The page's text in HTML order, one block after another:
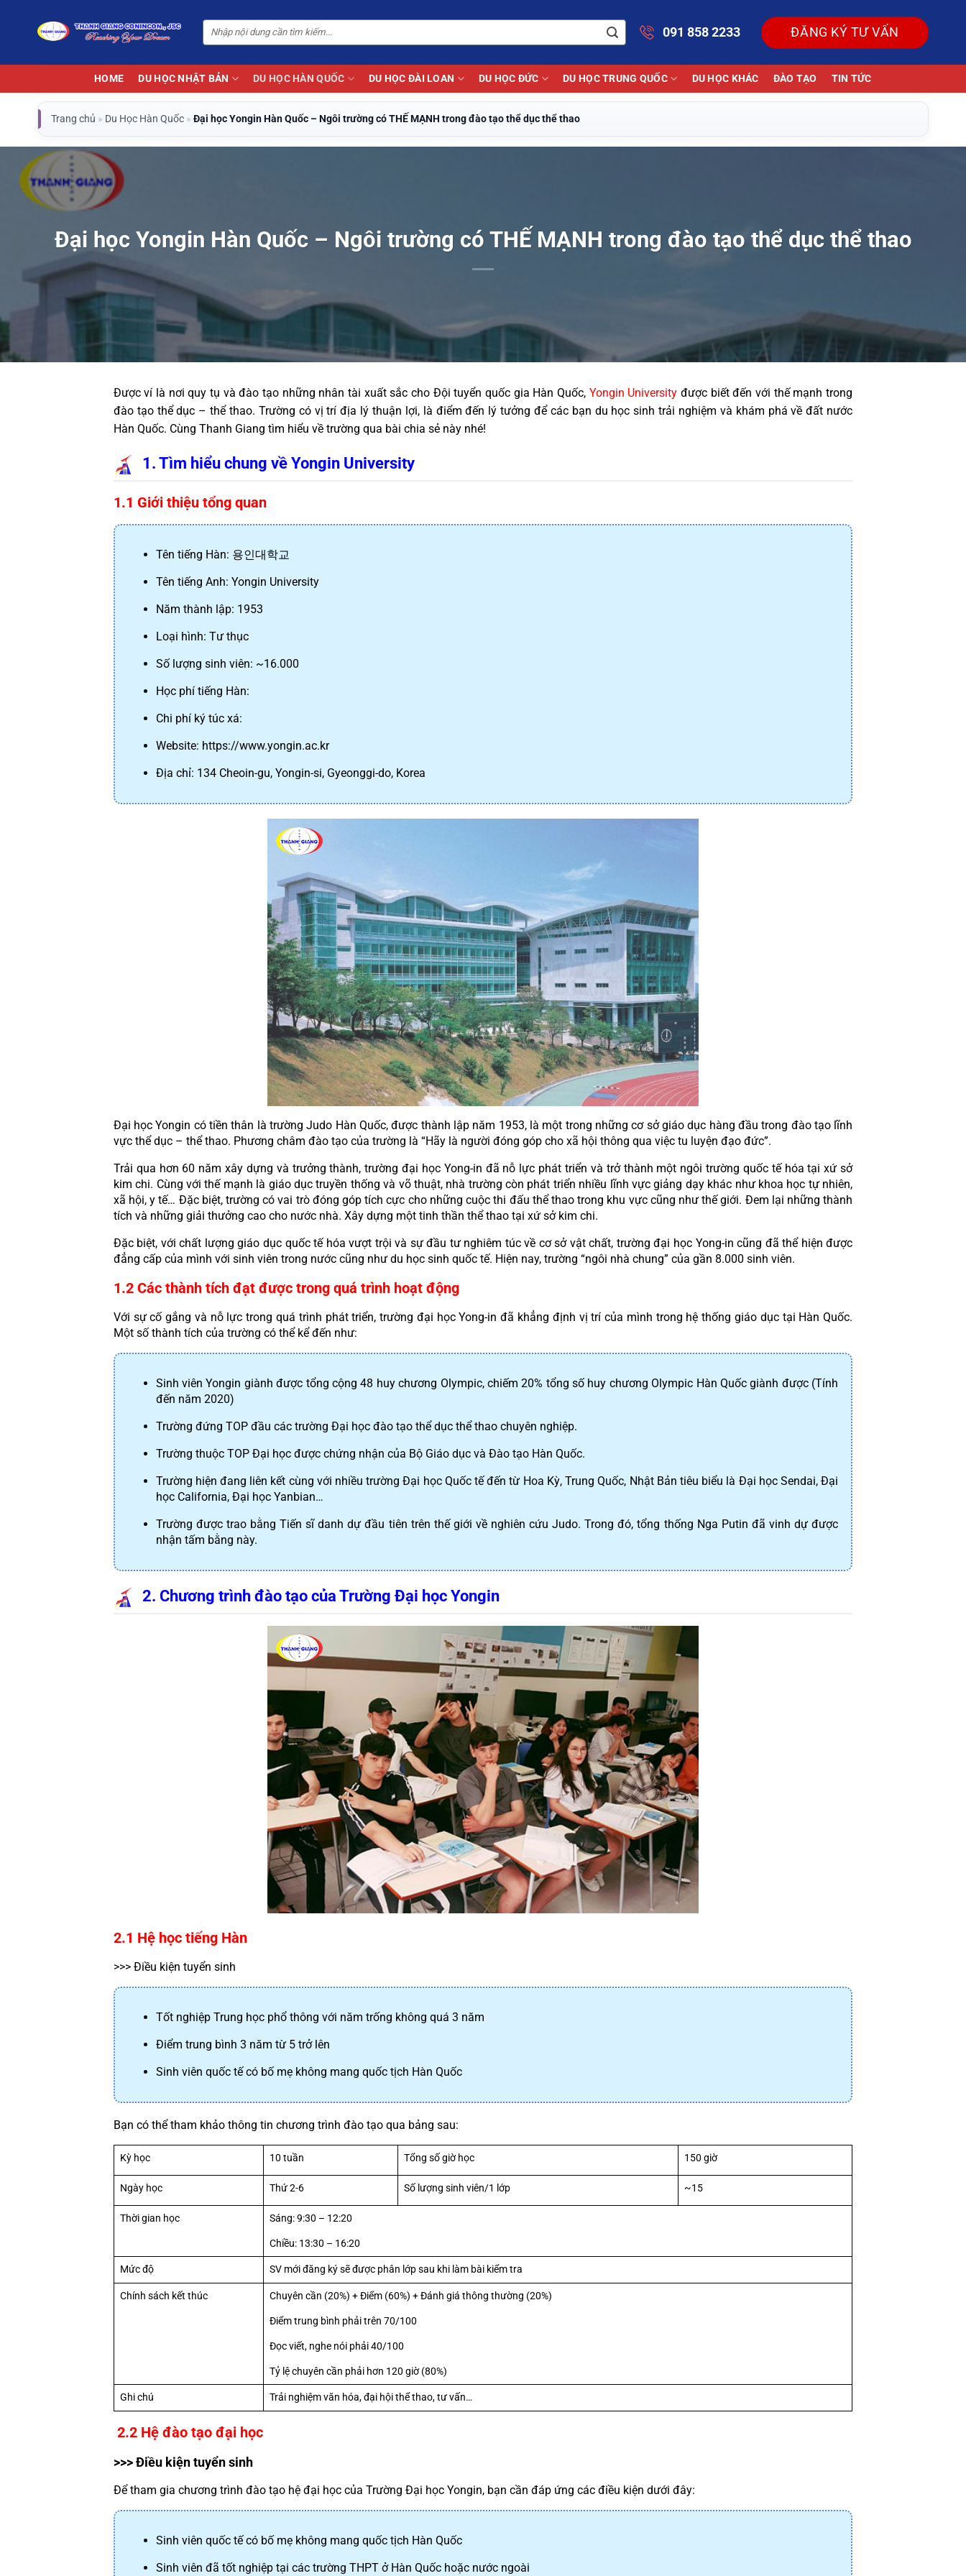
dung
091 858 2233 ĐĂNG KÝ TƯ VẤN
HOME DU HỌC NHẬT BẢN DU HỌC HÀN QUỐC DU HỌC ĐÀI LOAN DU HỌC ĐỨC DU HỌC TRUNG QUỐC DU HỌC KHÁC ĐÀO TẠO TIN TỨC
Trang chủ » Du Học Hàn Quốc » Đại học Yongin Hàn Quốc – Ngôi trường có THẾ MẠNH trong đào tạo thể dục thể thao
Đại học Yongin Hàn Quốc – Ngôi trường có THẾ MẠNH trong đào tạo thể dục thể thao
Được ví là nơi quy tụ và đào tạo những nhân tài xuất sắc cho Đội tuyển quốc gia Hàn Quốc, Yongin University được biết đến với thế mạnh trong
đào tạo thể dục – thể thao. Trường có vị trí địa lý thuận lợi, là điểm đến lý tưởng để các bạn du học sinh trải nghiệm và khám phá về đất nước
Hàn Quốc. Cùng Thanh Giang tìm hiểu về trường qua bài chia sẻ này nhé!
1. Tìm hiểu chung về Yongin University
1.1 Giới thiệu tổng quan
Tên tiếng Hàn: 용인대학교
Tên tiếng Anh: Yongin University
Năm thành lập: 1953
Loại hình: Tư thục
Số lượng sinh viên: ~16.000
Học phí tiếng Hàn:
Chi phí ký túc xá:
Website: https://www.yongin.ac.kr
Địa chỉ: 134 Cheoin-gu, Yongin-si, Gyeonggi-do, Korea
Đại học Yongin có tiền thân là trường Judo Hàn Quốc, được thành lập năm 1953, là một trong những cơ sở giáo dục hàng đầu trong đào tạo lĩnh
vực thể dục – thể thao. Phương châm đào tạo của trường là “Hãy là người đóng góp cho xã hội thông qua việc tu luyện đạo đức”.
Trải qua hơn 60 năm xây dựng và trưởng thành, trường đại học Yong-in đã nỗ lực phát triển và trở thành một ngôi trường quốc tế hóa tại xứ sở
kim chi. Cùng với thế mạnh là giáo dục truyền thống và võ thuật, nhà trường còn phát triển nhiều lĩnh vực giảng dạy khác như khoa học tự nhiên,
xã hội, y tế… Đặc biệt, trường có vai trò đóng góp tích cực cho những cuộc thi đấu thể thao trong khu vực cũng như thế giới. Đem lại những thành
tích và những giải thưởng cao cho nước nhà. Xây dựng một tinh thần thể thao tại xứ sở kim chi.
Đặc biệt, với chất lượng giáo dục quốc tế hóa vượt trội và sự đầu tư nghiêm túc về cơ sở vật chất, trường đại học Yong-in cũng đã thể hiện được
đẳng cấp của mình với sinh viên trong nước cũng như du học sinh quốc tế. Hiện nay, trường “ngôi nhà chung” của gần 8.000 sinh viên.
1.2 Các thành tích đạt được trong quá trình hoạt động
Với sự cố gắng và nỗ lực trong quá trình phát triển, trường đại học Yong-in đã khẳng định vị trí của mình trong hệ thống giáo dục tại Hàn Quốc.
Một số thành tích của trường có thể kể đến như:
Sinh viên Yongin giành được tổng cộng 48 huy chương Olympic, chiếm 20% tổng số huy chương Olympic Hàn Quốc giành được (Tính
đến năm 2020)
Trường đứng TOP đầu các trường Đại học đào tạo thể dục thể thao chuyên nghiệp.
Trường thuộc TOP Đại học được chứng nhận của Bộ Giáo dục và Đào tạo Hàn Quốc.
Trường hiện đang liên kết cùng với nhiều trường Đại học Quốc tế đến từ Hoa Kỳ, Trung Quốc, Nhật Bản tiêu biểu là Đại học Sendai, Đại
học California, Đại học Yanbian…
Trường được trao bằng Tiến sĩ danh dự đầu tiên trên thế giới về nghiên cứu Judo. Trong đó, tổng thống Nga Putin đã vinh dự được
nhận tấm bằng này.
2. Chương trình đào tạo của Trường Đại học Yongin
2.1 Hệ học tiếng Hàn
>>> Điều kiện tuyển sinh
Tốt nghiệp Trung học phổ thông với năm trống không quá 3 năm
Điểm trung bình 3 năm từ 5 trở lên
Sinh viên quốc tế có bố mẹ không mang quốc tịch Hàn Quốc
Bạn có thể tham khảo thông tin chương trình đào tạo qua bảng sau:
Kỳ học 10 tuần Tổng số giờ học 150 giờ
Ngày học Thứ 2-6 Số lượng sinh viên/1 lớp ~15
Thời gian học Sáng: 9:30 – 12:20
Chiều: 13:30 – 16:20
Mức độ SV mới đăng ký sẽ được phân lớp sau khi làm bài kiểm tra
Chính sách kết thúc Chuyên cần (20%) + Điểm (60%) + Đánh giá thông thường (20%)
Điểm trung bình phải trên 70/100
Đọc viết, nghe nói phải 40/100
Tỷ lệ chuyên cần phải hơn 120 giờ (80%)
Ghi chú Trải nghiệm văn hóa, đại hội thể thao, tư vấn…
2.2 Hệ đào tạo đại học
>>> Điều kiện tuyển sinh
Để tham gia chương trình đào tạo hệ đại học của Trường Đại học Yongin, bạn cần đáp ứng các điều kiện dưới đây:
Sinh viên quốc tế có bố mẹ không mang quốc tịch Hàn Quốc
Sinh viên đã tốt nghiệp tại các trường THPT ở Hàn Quốc hoặc nước ngoài